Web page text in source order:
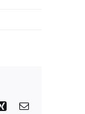
Xing